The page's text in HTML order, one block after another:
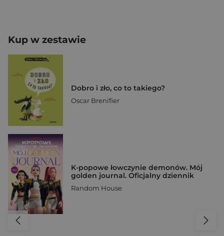
Kup w zestawie
Dobro i zło, co to takiego?
Oscar Brenifier
K-popowe łowczynie demonów. Mój
golden journal. Oficjalny dziennik
Random House